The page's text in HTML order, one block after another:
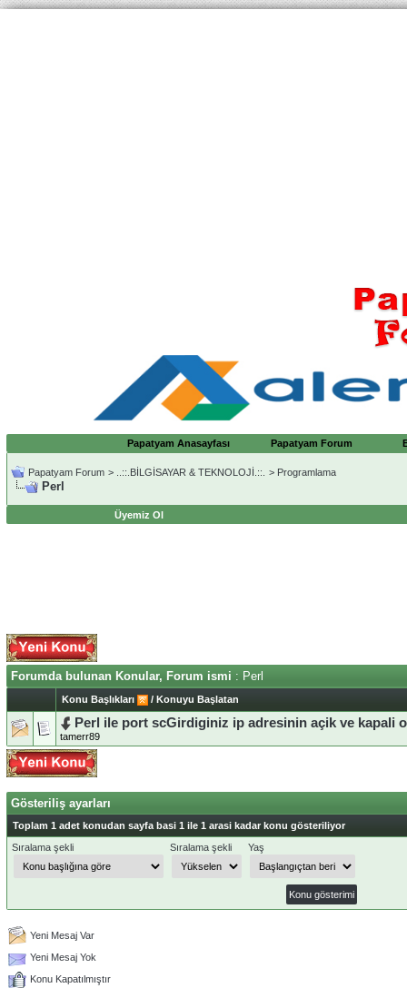
Papatyam Anasayfası Papatyam Forum
Papatyam Forum > ..::.BİLGİSAYAR & TEKNOLOJİ.::. > Programlama
Perl
Üyemiz Ol
Forumda bulunan Konular, Forum ismi : Perl
Konu Başlıkları / Konuyu Başlatan
Perl ile port scGirdiginiz ip adresinin açik ve kapali
tamerr89
Gösteriliş ayarları
Toplam 1 adet konudan sayfa basi 1 ile 1 arasi kadar konu gösteriliyor
Sıralama şekli
Sıralama şekli Yaş
Yeni Mesaj Var
Yeni Mesaj Yok
Konu Kapatılmıştır